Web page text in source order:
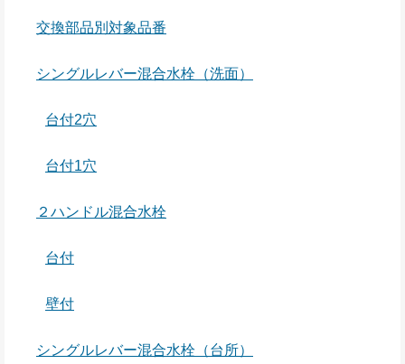
交換部品別対象品番
シングルレバー混合水栓（洗面）
台付2穴
台付1穴
２ハンドル混合水栓
台付
壁付
シングルレバー混合水栓（台所）